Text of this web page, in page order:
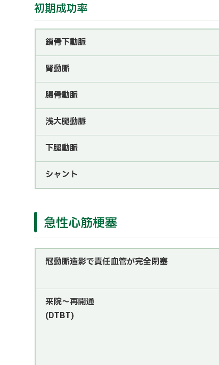
初期成功率
鎖骨下動脈
腎動脈
腸骨動脈
浅大腿動脈
下腿動脈
シャント
急性心筋梗塞
冠動脈造影で責任血管が完全閉塞
来院～再開通
(DTBT)